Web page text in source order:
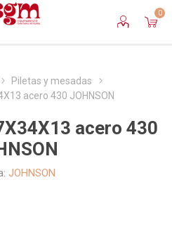
0
Piletas y mesadas
acero 430 JOHNSON
acero 430
JOHNSON